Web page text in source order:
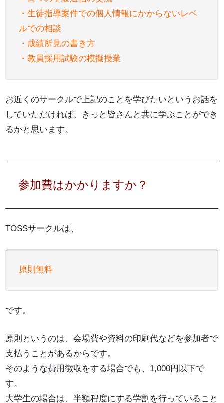
・生徒指導案件での個人情報にかからないレベ
ルでの相談
・成績所見の書き方
・教員採用試験の模擬授業
お近くのサークルで上記のことを学びたいというお話を
していただければ、きっと皆さんと共に学ぶことができ
るかと思います。
参加費はかかりますか？
TOSSサークルは、
原則無料
です。
原則というのは、会場費や資料の印刷代などを参加者で
支払うことがあるからです。
そのような費用徴収をする場合でも、1,000円以下で
す。
大学生の場合は、半額程度にする学割を行っていること